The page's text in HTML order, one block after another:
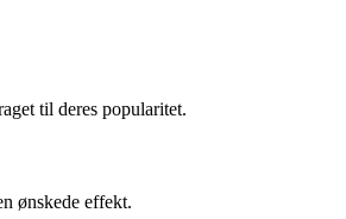
til deres popularitet.
ønskede effekt.